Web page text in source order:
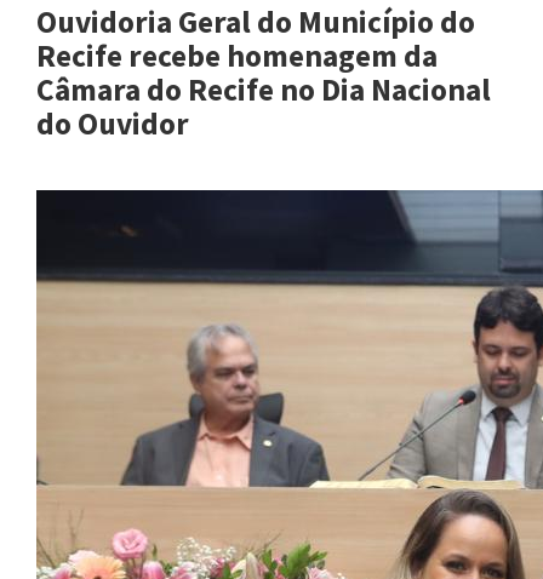
Ouvidoria Geral do Município do
Recife recebe homenagem da
Câmara do Recife no Dia Nacional
do Ouvidor